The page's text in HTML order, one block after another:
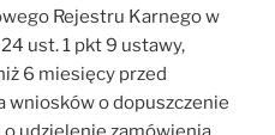
Rejestru Karnego w
ust. 1 pkt 9 ustawy,
6 miesięcy przed
wniosków o dopuszczenie